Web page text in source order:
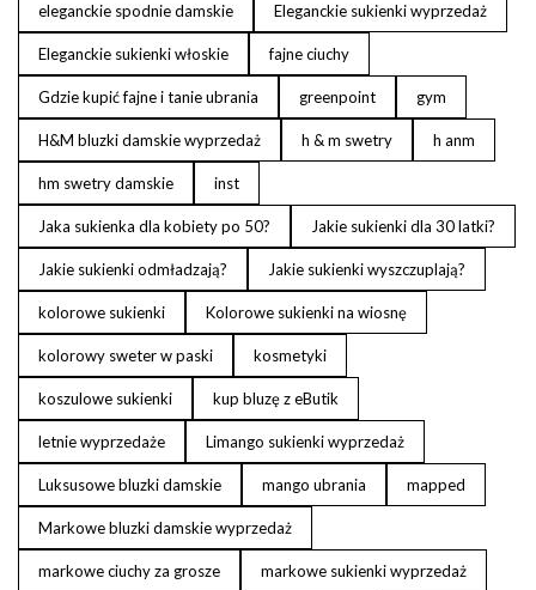
eleganckie spodnie damskie Eleganckie sukienki wyprzedaż
Eleganckie sukienki włoskie fajne ciuchy
Gdzie kupić fajne i tanie ubrania greenpoint gym
H&M bluzki damskie wyprzedaż h & m swetry h anm
hm swetry damskie inst
Jaka sukienka dla kobiety po 50? Jakie sukienki dla 30 latki?
Jakie sukienki odmładzają? Jakie sukienki wyszczuplają?
kolorowe sukienki Kolorowe sukienki na wiosnę
kolorowy sweter w paski kosmetyki
koszulowe sukienki kup bluzę z eButik
letnie wyprzedaże Limango sukienki wyprzedaż
Luksusowe bluzki damskie mango ubrania mapped
Markowe bluzki damskie wyprzedaż
markowe ciuchy za grosze markowe sukienki wyprzedaż